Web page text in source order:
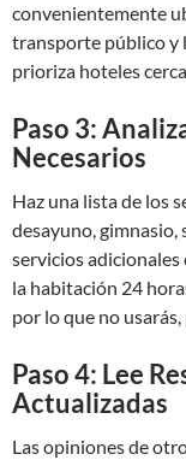
convenientemente
transporte público y
prioriza hoteles
Paso 3:
Necesarios
Haz una lista de los
desayuno, gimnasio,
servicios
la habitación 24
por lo que no
Paso 4: Lee
Actualizadas
Las opiniones de